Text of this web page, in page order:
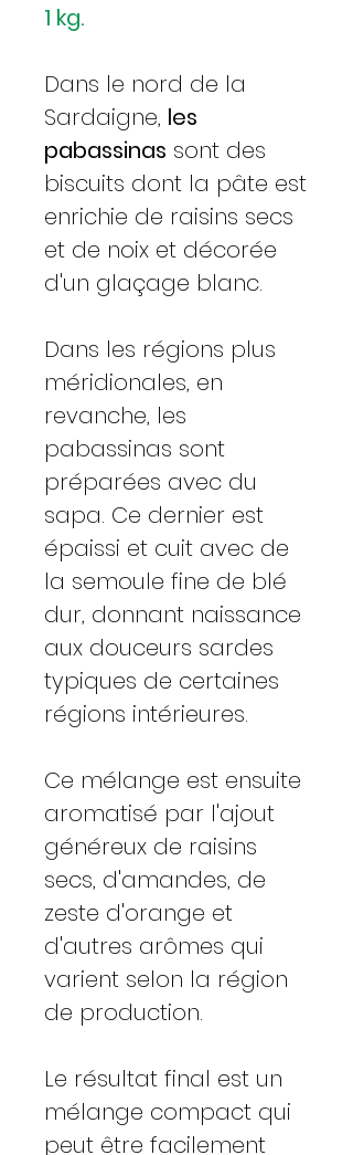
1 kg.
Dans le nord de la
Sardaigne, les
pabassinas sont des
biscuits dont la pâte est
enrichie de raisins secs
et de noix et décorée
d'un glaçage blanc.
Dans les régions plus
méridionales, en
revanche, les
pabassinas sont
préparées avec du
sapa. Ce dernier est
épaissi et cuit avec de
la semoule fine de blé
dur, donnant naissance
aux douceurs sardes
typiques de certaines
régions intérieures.
Ce mélange est ensuite
aromatisé par l'ajout
généreux de raisins
secs, d'amandes, de
zeste d'orange et
d'autres arômes qui
varient selon la région
de production.
Le résultat final est un
mélange compact qui
peut être facilement